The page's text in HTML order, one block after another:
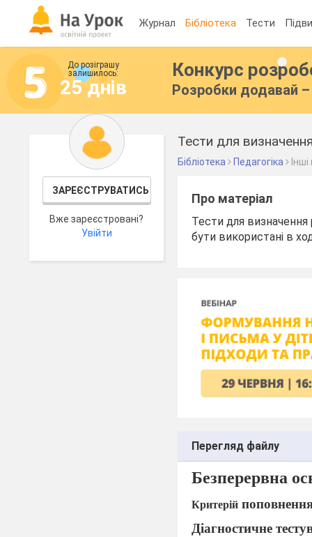
Журнал Бібліотека Тести
До розіграшу
залишилось:
25 днів
Конкурс
Розробки додавай –
ЗАРЕЄСТРУВАТИСЬ
Вже зареєстровані?
Увійти
Тести для
Бібліотека Педагогіка
Про матеріал
Тести для визначення
бути використані в
Перегляд файлу
Безперервна
Критерій
Діагностичне